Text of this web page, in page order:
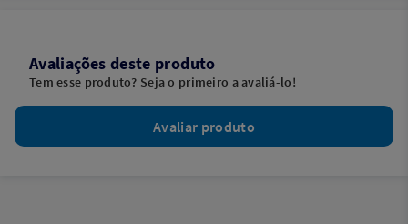
Avaliações deste produto
Tem esse produto? Seja o primeiro a avaliá-lo!
Avaliar produto